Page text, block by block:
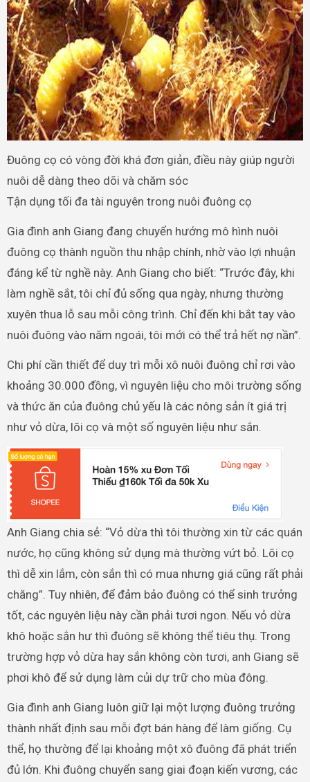
Đuông cọ có vòng đời khá đơn giản, điều này giúp người
nuôi dễ dàng theo dõi và chăm sóc
Tận dụng tối đa tài nguyên trong nuôi đuông cọ
Gia đình anh Giang đang chuyển hướng mô hình nuôi
đuông cọ thành nguồn thu nhập chính, nhờ vào lợi nhuận
đáng kể từ nghề này. Anh Giang cho biết: “Trước đây, khi
làm nghề sắt, tôi chỉ đủ sống qua ngày, nhưng thường
xuyên thua lỗ sau mỗi công trình. Chỉ đến khi bắt tay vào
nuôi đuông vào năm ngoái, tôi mới có thể trả hết nợ nần”.
Chi phí cần thiết để duy trì mỗi xô nuôi đuông chỉ rơi vào
khoảng 30.000 đồng, vì nguyên liệu cho môi trường sống
và thức ăn của đuông chủ yếu là các nông sản ít giá trị
như vỏ dừa, lõi cọ và một số nguyên liệu như sắn.
Anh Giang chia sẻ: “Vỏ dừa thì tôi thường xin từ các quán
nước, họ cũng không sử dụng mà thường vứt bỏ. Lõi cọ
thì dễ xin lắm, còn sắn thì có mua nhưng giá cũng rất phải
chăng”. Tuy nhiên, để đảm bảo đuông có thể sinh trưởng
tốt, các nguyên liệu này cần phải tươi ngon. Nếu vỏ dừa
khô hoặc sắn hư thì đuông sẽ không thể tiêu thụ. Trong
trường hợp vỏ dừa hay sắn không còn tươi, anh Giang sẽ
phơi khô để sử dụng làm củi dự trữ cho mùa đông.
Gia đình anh Giang luôn giữ lại một lượng đuông trưởng
thành nhất định sau mỗi đợt bán hàng để làm giống. Cụ
thể, họ thường để lại khoảng một xô đuông đã phát triển
đủ lớn. Khi đuông chuyển sang giai đoạn kiến vương, các